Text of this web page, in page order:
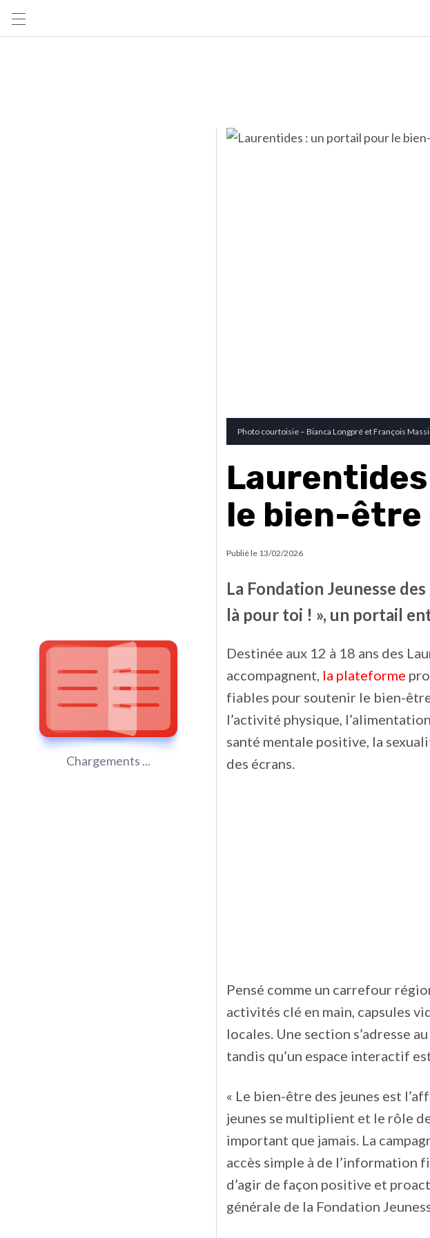
Chargements ...
Photo courtoisie – Bianca Longpré et François
le bien-être
Publié le 13/02/2026
La Fondation Jeunesse
là pour toi ! », un portail
Destinée aux 12 à 18 ans des
accompagnent, la plateforme
fiables pour soutenir le bien-
l’activité physique,
santé mentale positive, la
des écrans.
Pensé comme un carrefour
activités clé en main, capsules
locales. Une section s’adresse
tandis qu’un espace interactif
« Le bien-être des jeunes est
jeunes se multiplient et le rôle
important que jamais. La
accès simple à de l’information
d’agir de façon positive et
générale de la Fondation